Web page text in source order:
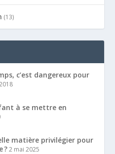
(13)
c’est dangereux pour
à se mettre en
matière privilégier pour
?2 mai 2025